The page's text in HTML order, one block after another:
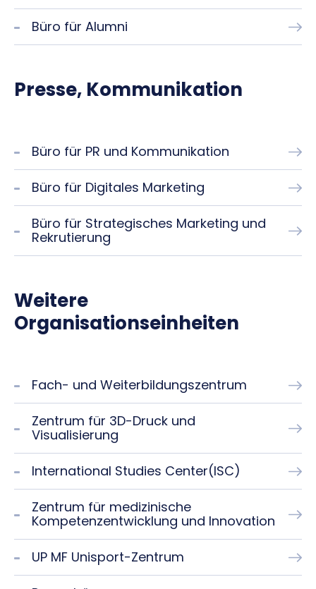
Büro für Alumni
Presse, Kommunikation
Büro für PR und Kommunikation
Büro für Digitales Marketing
Büro für Strategisches Marketing und
Rekrutierung
Weitere
Organisationseinheiten
Fach- und Weiterbildungszentrum
Zentrum für 3D-Druck und
Visualisierung
International Studies Center(ISC)
Zentrum für medizinische
Kompetenzentwicklung und Innovation
UP MF Unisport-Zentrum